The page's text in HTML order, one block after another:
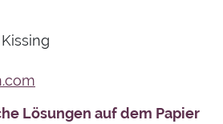
Lösungen auf dem Papier